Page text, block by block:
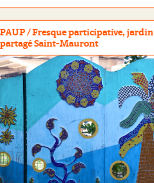
PAUP / Fresque participative, jardin
partagé Saint-Mauront